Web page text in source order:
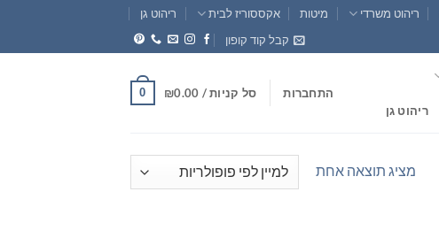
ריהוט משרדי מיטות אקססוריז לבית
ריהוט גן
קבל קוד קופון
ריהוט גן
התחברות סל קניות / ₪0.00
0
מציג תוצאה אחת